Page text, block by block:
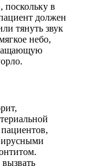
поскольку в
должен
тянуть звук
небо,